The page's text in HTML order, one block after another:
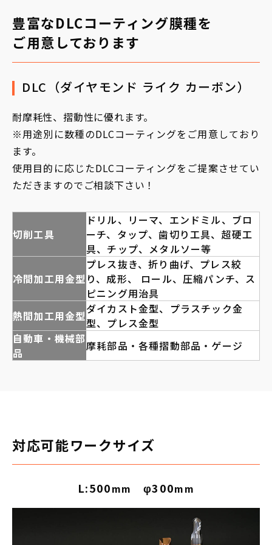
豊富なDLCコーティング膜種を
ご用意しております
DLC（ダイヤモンド ライク カーボン）
耐摩耗性、摺動性に優れます。
※用途別に数種のDLCコーティングをご用意しており
ます。
使用目的に応じたDLCコーティングをご提案させてい
ただきますのでご相談下さい！
切削工具
ドリル、リーマ、エンドミル、ブロ
ーチ、タップ、歯切り工具、超硬工
具、チップ、メタルソー等
冷間加工用金型
プレス抜き、折り曲げ、プレス絞
り、成形、 ロール、圧縮パンチ、ス
ピニング用治具
熱間加工用金型ダイカスト金型、プラスチック金
型、プレス金型
自動車・機械部
品
摩耗部品・各種摺動部品・ゲージ
対応可能ワークサイズ
L:500mm φ300mm